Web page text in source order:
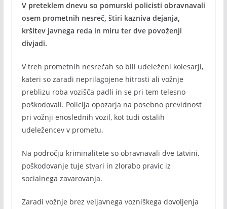
V preteklem dnevu so pomurski policisti obravnavali
osem prometnih nesreč, štiri kazniva dejanja,
kršitev javnega reda in miru ter dve povoženji
divjadi.
V treh prometnih nesrečah so bili udeleženi kolesarji,
kateri so zaradi neprilagojene hitrosti ali vožnje
preblizu roba vozišča padli in se pri tem telesno
poškodovali. Policija opozarja na posebno previdnost
pri vožnji enoslednih vozil, kot tudi ostalih
udeležencev v prometu.
Na področju kriminalitete so obravnavali dve tatvini,
poškodovanje tuje stvari in zlorabo pravic iz
socialnega zavarovanja.
Zaradi vožnje brez veljavnega vozniškega dovoljenja